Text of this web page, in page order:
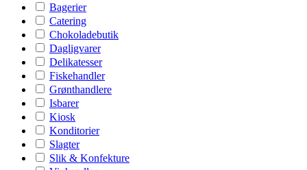
Bagerier
Catering
Chokoladebutik
Dagligvarer
Delikatesser
Fiskehandler
Grønthandlere
Isbarer
Kiosk
Konditorier
Slagter
Slik & Konfekture